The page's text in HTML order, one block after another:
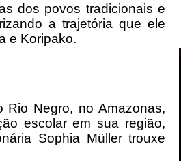
dos povos tradicionais e
a trajetória que ele
e Koripako.
Rio Negro, no Amazonas,
escolar em sua região,
Sophia Müller trouxe